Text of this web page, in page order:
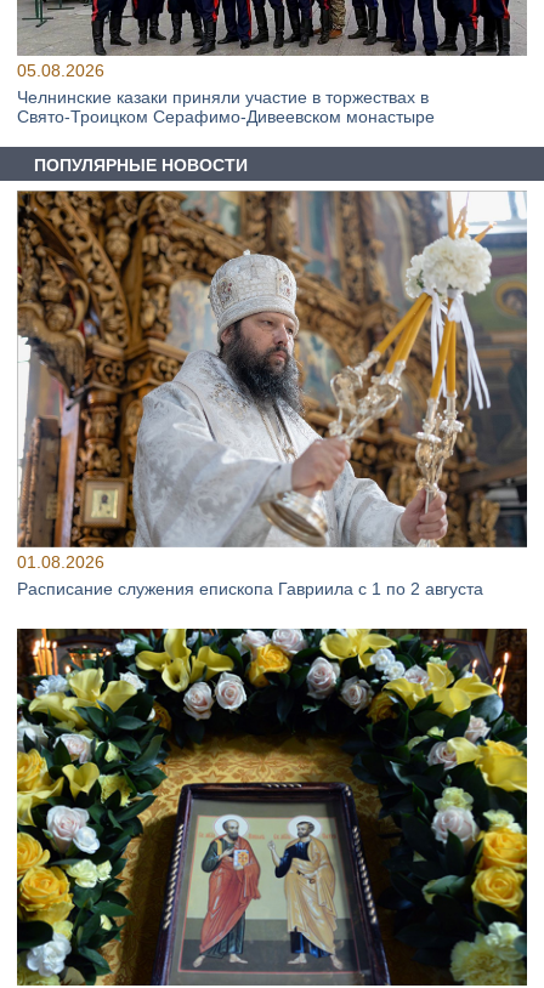
05.08.2026
Челнинские казаки приняли участие в торжествах в
Свято‑Троицком Серафимо‑Дивеевском монастыре
ПОПУЛЯРНЫЕ НОВОСТИ
01.08.2026
Расписание служения епископа Гавриила с 1 по 2 августа